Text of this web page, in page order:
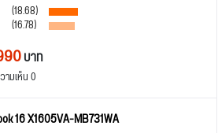
(18.68)
(16.78)
บาท
ามเห็น 0
16 X1605VA-MB731WA